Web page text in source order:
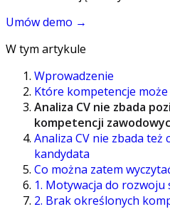
Umów demo →
W tym artykule
Wprowadzenie
Które kompetencje
Analiza CV nie zbada
kompetencji
Analiza CV nie zbada też
kandydata
Co można zatem
1. Motywacja do
2. Brak określonych